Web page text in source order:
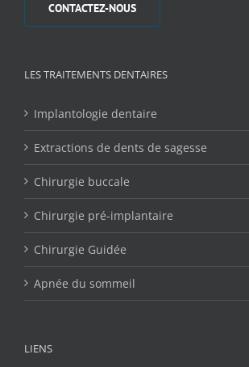
CONTACTEZ-NOUS
LES TRAITEMENTS DENTAIRES
Implantologie dentaire
Extractions de dents de sagesse
Chirurgie buccale
Chirurgie pré-implantaire
Chirurgie Guidée
Apnée du sommeil
LIENS